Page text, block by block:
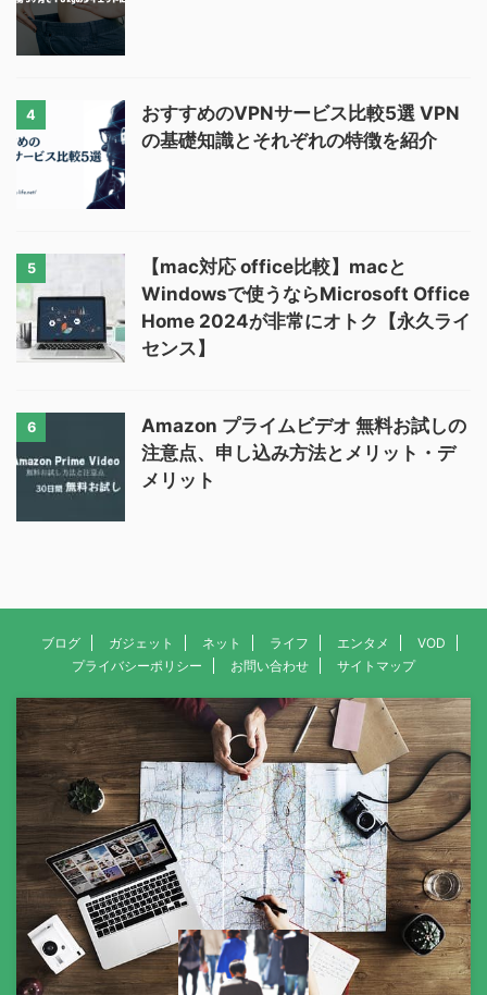
4
おすすめのVPNサービス比較5選 VPN
の基礎知識とそれぞれの特徴を紹介
5
【mac対応 office比較】macと
Windowsで使うならMicrosoft Office
Home 2024が非常にオトク【永久ライ
センス】
6
Amazon プライムビデオ 無料お試しの
注意点、申し込み方法とメリット・デ
メリット
ブログ ガジェット ネット ライフ エンタメ
VOD
プライバシーポリシー
お問い合わせ サイトマップ